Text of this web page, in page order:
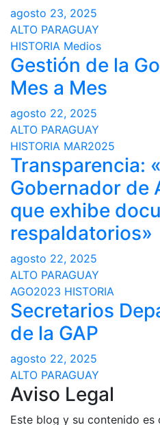
agosto 23, 2025
ALTO PARAGUAY
HISTORIA Medios
Gestión de la
Mes a Mes
agosto 22, 2025
ALTO PARAGUAY
HISTORIA MAR2025
Transparencia:
Gobernador de
que exhibe
respaldatorios»
agosto 22, 2025
ALTO PARAGUAY
AGO2023 HISTORIA
Secretarios
de la GAP
agosto 22, 2025
ALTO PARAGUAY
Aviso Legal
Este blog y su contenido